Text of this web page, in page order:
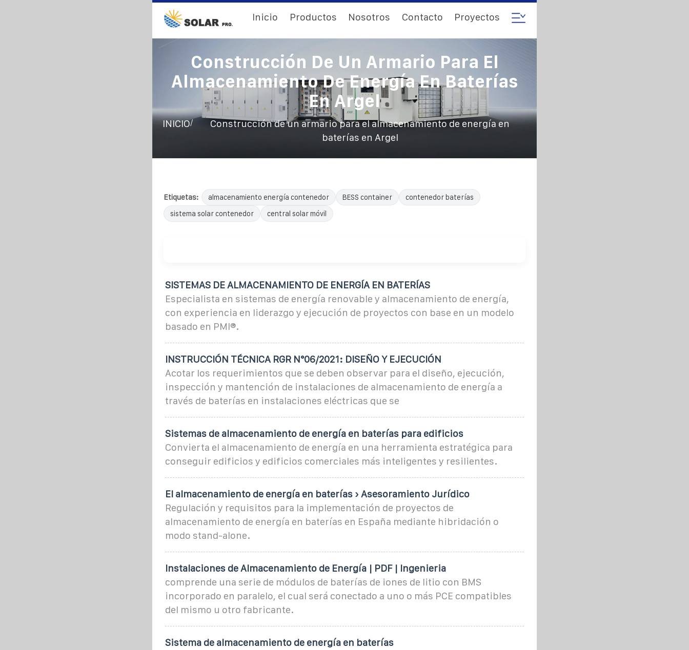
Inicio Productos Nosotros Contacto Proyectos
Construcción De Un Armario Para El
Almacenamiento De Energía En Baterías
En Argel
INICIO/
Construcción de un armario para el almacenamiento de energía en
baterías en Argel
Etiquetas: almacenamiento energía contenedor BESS container
contenedor baterías
sistema solar contenedor
central solar móvil
SISTEMAS DE ALMACENAMIENTO DE ENERGÍA EN BATERÍAS
Especialista en sistemas de energía renovable y almacenamiento de energía,
con experiencia en liderazgo y ejecución de proyectos con base en un modelo
basado en PMI®.
INSTRUCCIÓN TÉCNICA RGR N°06/2021: DISEÑO Y EJECUCIÓN
Acotar los requerimientos que se deben observar para el diseño, ejecución,
inspección y mantención de instalaciones de almacenamiento de energía a
través de baterías en instalaciones eléctricas que se
Sistemas de almacenamiento de energía en baterías para edificios
Convierta el almacenamiento de energía en una herramienta estratégica para
conseguir edificios y edificios comerciales más inteligentes y resilientes.
El almacenamiento de energía en baterías › Asesoramiento Jurídico
Regulación y requisitos para la implementación de proyectos de
almacenamiento de energía en baterías en España mediante hibridación o
modo stand-alone.
Instalaciones de Almacenamiento de Energía | PDF | Ingenieria
comprende una serie de módulos de baterías de iones de litio con BMS
incorporado en paralelo, el cual será conectado a uno o más PCE compatibles
del mismo u otro fabricante.
Sistema de almacenamiento de energía en baterías